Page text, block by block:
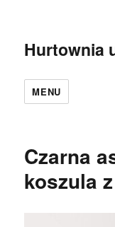
Hurtownia
MENU
Czarna
koszula